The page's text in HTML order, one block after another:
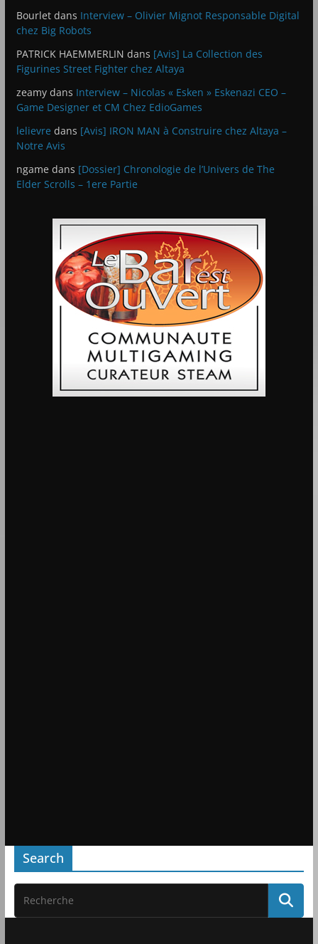
Bourletdans Interview – Olivier Mignot Responsable Digital
chez Big Robots
PATRICK HAEMMERLIN dans [Avis] La Collection des
Figurines Street Fighter chez Altaya
zeamydans Interview – Nicolas « Esken » Eskenazi CEO –
Game Designer et CM Chez EdioGames
lelievre dans [Avis] IRON MAN à Construire chez Altaya –
Notre Avis
ngame dans [Dossier] Chronologie de l’Univers de The
Elder Scrolls – 1ere Partie
Search